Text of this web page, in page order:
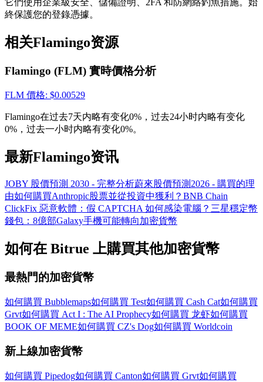
貴金屬財富季 · 交易巔峰賽
USDT活期理財、無鎖定期
新用戶專享 BTC 6.5% APR
BTC 活期理財、無鎖定期
更多活動
贏得獎品與專屬獎勵
終保護您的登錄憑據。
相关Flamingo资源
Flamingo (FLM) 實時價格分析
FLM 價格: $0.00529
Flamingo在过去7天内略有变化0%，过去24小时内略有变化
0%，过去一小时内略有变化0%。
最新Flamingo资讯
JOBY 股價預測 2030 - 完整分析蔚來股價預測2026 - 購買的理
由如何購買Anthropic股票並從投資中獲利？ BNB Chain
ClickFix 惡意軟體：假 CAPTCHA 如何感染電腦？ 三星穩定幣
錢包：8億部Galaxy手機可能轉向加密貨幣
如何在 Bitrue 上購買其他加密貨幣
最熱門的加密貨幣
如何購買 Bubblemaps如何購買 Test如何購買 Cash Cat如何購買
Grvt如何購買 Act I : The AI Prophecy如何購買 龙虾如何購買
BOOK OF MEME如何購買 CZ's Dog如何購買 Worldcoin
新上線加密貨幣
如何購買 Pipedog如何購買 Canton如何購買 Grvt如何購買